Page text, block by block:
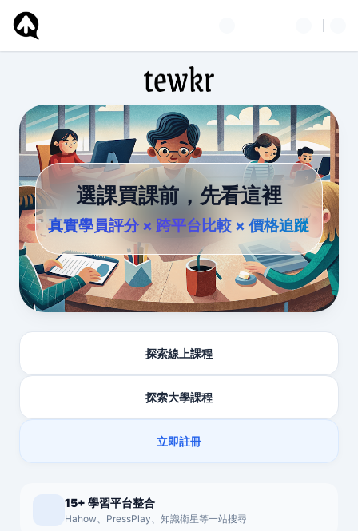
選課買課前，先看這裡
真實學員評分 × 跨平台比較 × 價格追蹤
探索線上課程
探索大學課程
立即註冊
15+ 學習平台整合
Hahow、PressPlay、知識衛星等一站搜尋